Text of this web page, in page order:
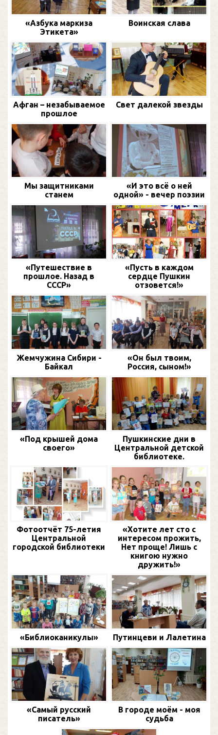
«Азбука маркиза
Этикета»
Воинская слава
Афган – незабываемое
прошлое
Свет далекой звезды
Мы защитниками
станем
«И это всё о ней
одной» - вечер поэзии
«Путешествие в
прошлое. Назад в
СССР»
«Пусть в каждом
сердце Пушкин
отзовется!»
Жемчужина Сибири -
Байкал
«Он был твоим,
Россия, сыном!»
«Под крышей дома
своего»
Пушкинские дни в
Центральной детской
библиотеке.
Фотоотчёт 75-летия
Центральной
городской библиотеки
«Хотите лет сто с
интересом прожить,
Нет проще! Лишь с
книгою нужно
дружить!»
«Библиоканикулы» Путинцеви и Лалетина
«Самый русский
писатель»
В городе моём - моя
судьба